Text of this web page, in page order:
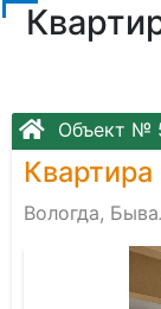
Объект №
Вологда,